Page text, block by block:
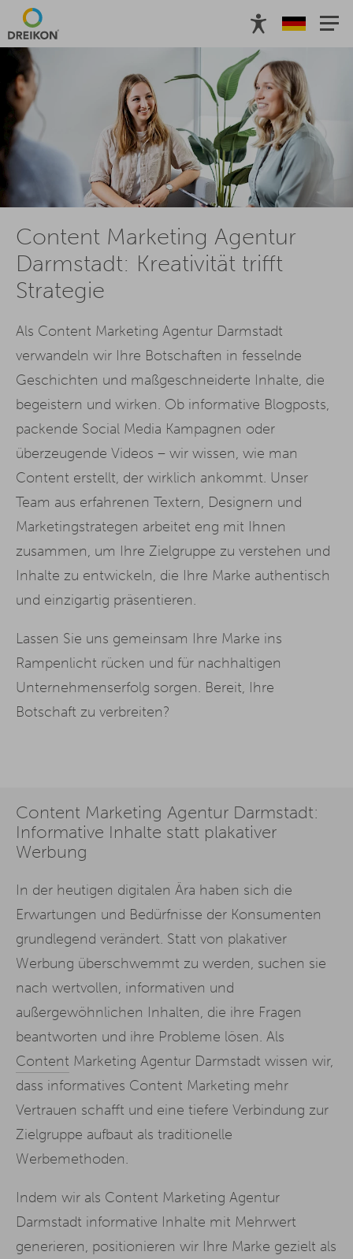
Content Marketing Agentur
Darmstadt: Kreativität trifft
Strategie
Als Content Marketing Agentur Darmstadt
verwandeln wir Ihre Botschaften in fesselnde
Geschichten und maßgeschneiderte Inhalte, die
begeistern und wirken. Ob informative Blogposts,
packende Social Media Kampagnen oder
überzeugende Videos – wir wissen, wie man
Content erstellt, der wirklich ankommt. Unser
Team aus erfahrenen Textern, Designern und
Marketingstrategen arbeitet eng mit Ihnen
zusammen, um Ihre Zielgruppe zu verstehen und
Inhalte zu entwickeln, die Ihre Marke authentisch
und einzigartig präsentieren.
Lassen Sie uns gemeinsam Ihre Marke ins
Rampenlicht rücken und für nachhaltigen
Unternehmenserfolg sorgen. Bereit, Ihre
Botschaft zu verbreiten?
Content Marketing Agentur Darmstadt:
Informative Inhalte statt plakativer
Werbung
In der heutigen digitalen Ära haben sich die
Erwartungen und Bedürfnisse der Konsumenten
grundlegend verändert. Statt von plakativer
Werbung überschwemmt zu werden, suchen sie
nach wertvollen, informativen und
außergewöhnlichen Inhalten, die ihre Fragen
beantworten und ihre Probleme lösen. Als
Content Marketing Agentur Darmstadt wissen wir,
dass informatives Content Marketing mehr
Vertrauen schafft und eine tiefere Verbindung zur
Zielgruppe aufbaut als traditionelle
Werbemethoden.
Indem wir als Content Marketing Agentur
Darmstadt informative Inhalte mit Mehrwert
generieren, positionieren wir Ihre Marke gezielt als